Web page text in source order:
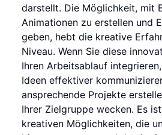
darstellt. Die Möglichkeit, mit
Animationen zu erstellen und
geben, hebt die kreative
Niveau. Wenn Sie diese
Ihren Arbeitsablauf
Ideen effektiver
ansprechende Projekte
Ihrer Zielgruppe wecken. Es
kreativen Möglichkeiten, die